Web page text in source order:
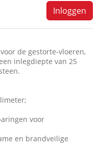
Inloggen
de gestorte-vloeren,
inlegdiepte van 25
voor
en brandveilige